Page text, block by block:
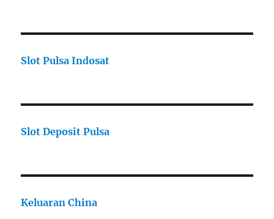
Slot Pulsa Indosat
Slot Deposit Pulsa
Keluaran China